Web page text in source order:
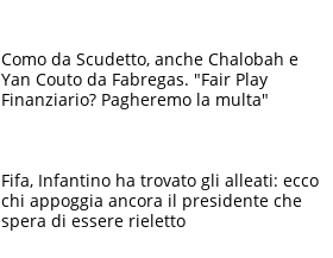
Como da Scudetto, anche Chalobah e
Yan Couto da Fabregas. "Fair Play
Finanziario? Pagheremo la multa"
Fifa, Infantino ha trovato gli alleati: ecco
chi appoggia ancora il presidente che
spera di essere rieletto